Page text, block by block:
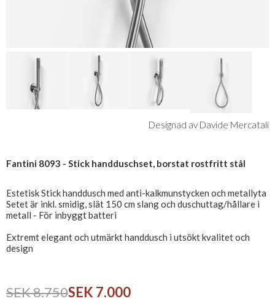
Designad av Davide Mercatali
Fantini 8093 - Stick handduschset, borstat rostfritt stål
Estetisk Stick handdusch med anti-kalkmunstycken och metallyta
Setet är inkl. smidig, slät 150 cm slang och duschuttag/hållare i
metall - För inbyggt batteri
Extremt elegant och utmärkt handdusch i utsökt kvalitet och
design
SEK 8.750SEK 7.000